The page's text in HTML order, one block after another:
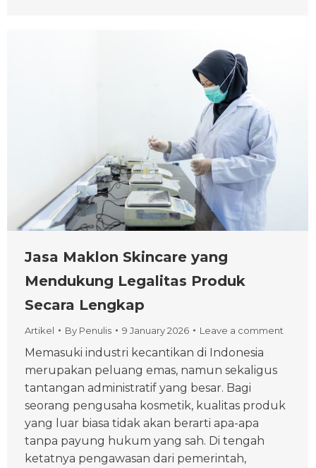
Jasa Maklon Skincare yang
Mendukung Legalitas Produk
Secara Lengkap
Artikel By Penulis 9 January 2026 Leave a comment
Memasuki industri kecantikan di Indonesia
merupakan peluang emas, namun sekaligus
tantangan administratif yang besar. Bagi
seorang pengusaha kosmetik, kualitas produk
yang luar biasa tidak akan berarti apa-apa
tanpa payung hukum yang sah. Di tengah
ketatnya pengawasan dari pemerintah,